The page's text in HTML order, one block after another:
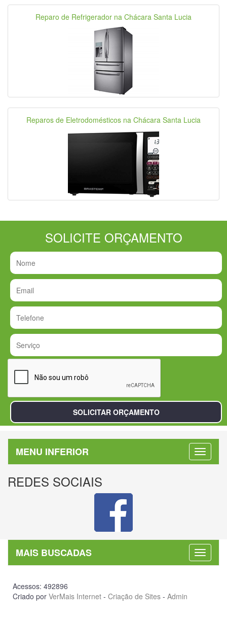
Reparo de Refrigerador na Chácara Santa Lucia
Reparos de Eletrodomésticos na Chácara Santa Lucia
SOLICITE ORÇAMENTO
MENU INFERIOR
REDES SOCIAIS
MAIS BUSCADAS
Acessos: 492896
Criado por VerMais Internet - Criação de Sites - Admin